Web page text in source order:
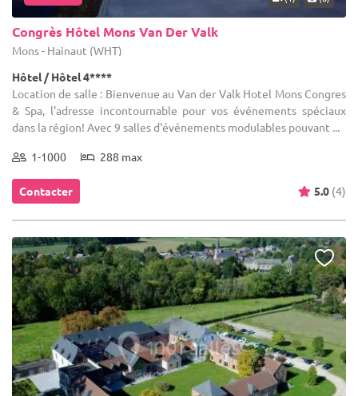
Congrès Hôtel Mons Van Der Valk
Mons - Hainaut (WHT)
Hôtel / Hôtel 4****
Location de salle : Bienvenue au Van der Valk Hotel Mons Congres
& Spa, l'adresse incontournable pour vos événements spéciaux
dans la région! Avec 9 salles d'événements modulables pouvant ...
1-1000 288 max
Contacter 5.0 (4)